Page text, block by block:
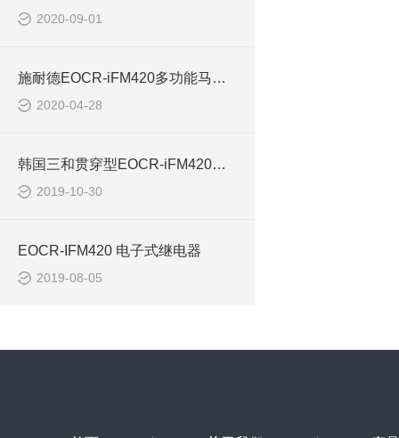
2020-09-01
施耐德EOCR-iFM420多功能马达保护器技术支持
2020-04-28
韩国三和贯穿型EOCR-iFM420电动机保护器
2019-10-30
EOCR-IFM420 电子式继电器
2019-08-05